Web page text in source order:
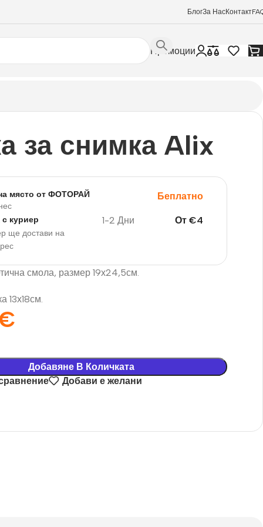
БлогЗа НасКонтакт
Промоции
за снимка Alix
място от ФОТОРАЙ
Беплатно
куриер
ще достави на
1-2 Дни От €4
смола, размер 19х24,5см.
13х18см.
Добавяне В Количката
Добави е желани